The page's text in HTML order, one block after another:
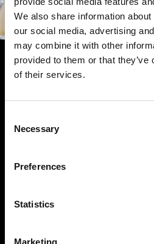
We also share information
our social media, advertising
may combine it with other
provided to them or that
of their services.
Selection
Necessary
Preferences
Statistics
Marketing
SA.
nur Kartenzahlung möglich